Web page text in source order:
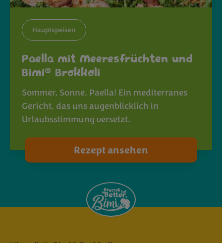
Hauptspeisen
Paella mit Meeresfrüchten und
Bimi® Brokkoli
Sommer, Sonne, Paella! Ein mediterranes
Gericht, das uns augenblicklich in
Urlaubsstimmung versetzt.
Rezept ansehen